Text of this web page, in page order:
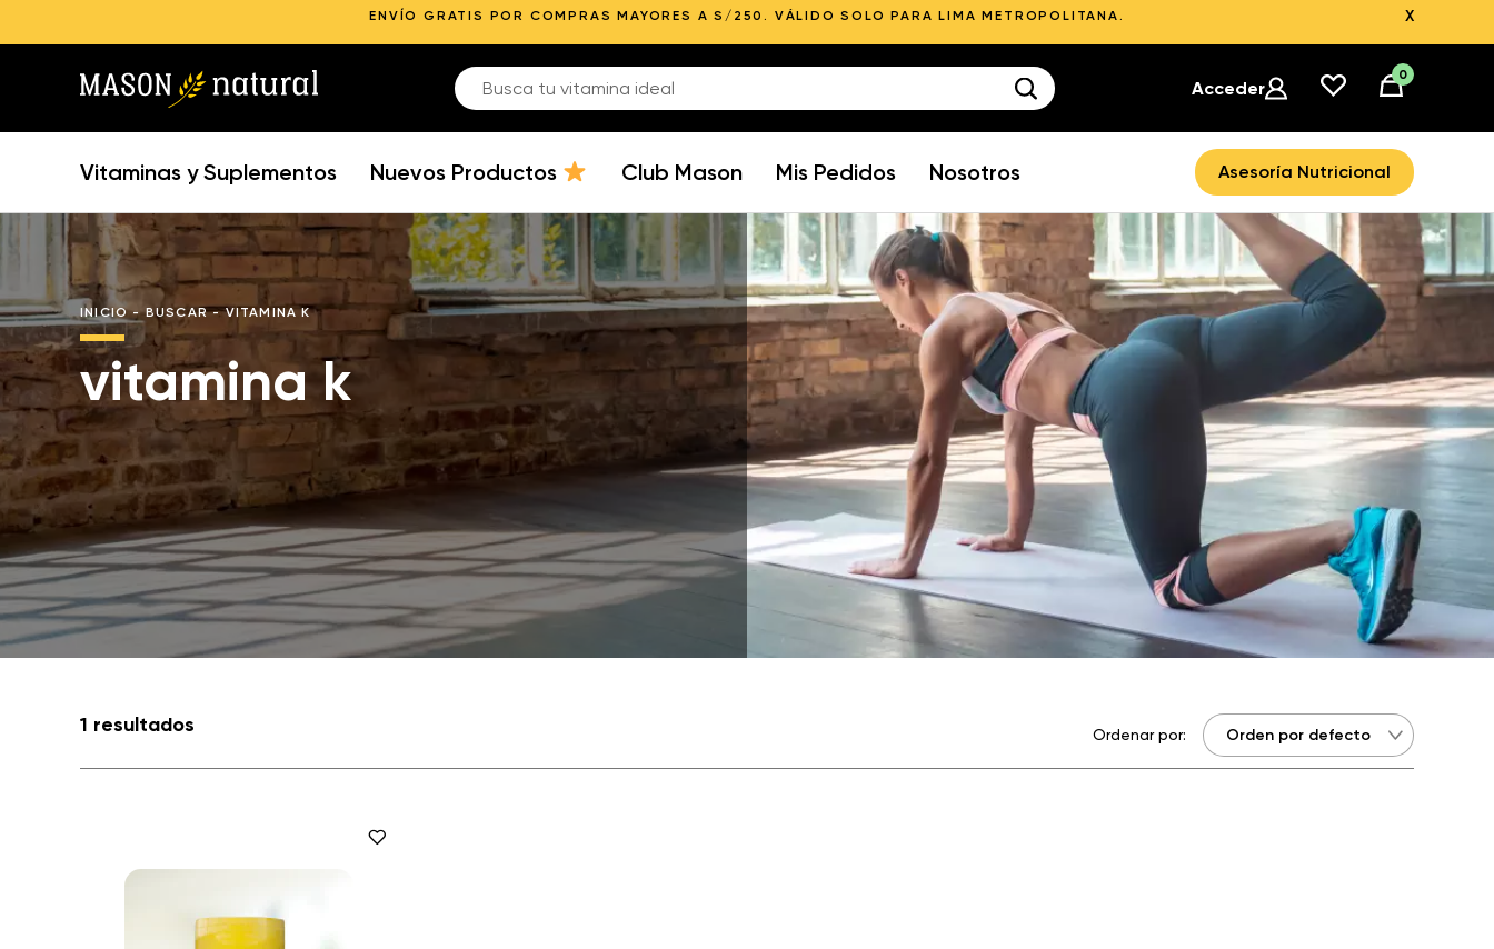
ENVÍO GRATIS POR COMPRAS MAYORES A S/250. VÁLIDO SOLO PARA LIMA METROPOLITANA. X
Acceder
0
Vitaminas y Suplementos Nuevos Productos Club Mason Mis Pedidos Nosotros Asesoría Nutricional
INICIO-BUSCAR-VITAMINA K
vitamina k
1 resultados Ordenar por: